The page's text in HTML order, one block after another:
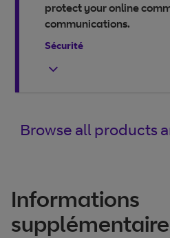
protect your online
communications.
Sécurité
Browse all products
Informations